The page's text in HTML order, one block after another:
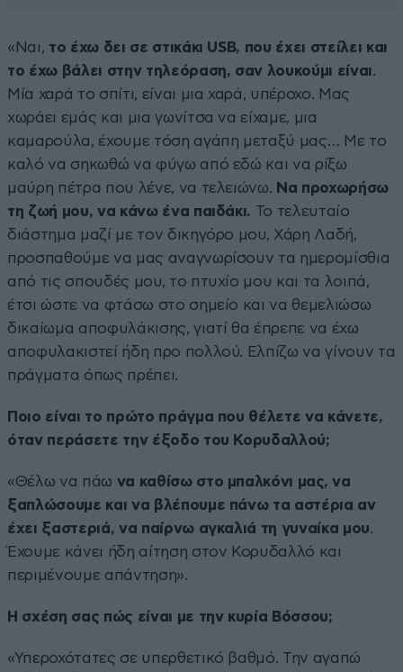
«Ναι, το έχω δει σε στικάκι USB, που έχει στείλει και
το έχω βάλει στην τηλεόραση, σαν λουκούμι είναι.
Μία χαρά το σπίτι, είναι μια χαρά, υπέροχο. Μας
χωράει εμάς και μια γωνίτσα να είχαμε, μια
καμαρούλα, έχουμε τόση αγάπη μεταξύ μας… Με το
καλό να σηκωθώ να φύγω από εδώ και να ρίξω
μαύρη πέτρα που λένε, να τελειώνω. Να προχωρήσω
τη ζωή μου, να κάνω ένα παιδάκι. Το τελευταίο
διάστημα μαζί με τον δικηγόρο μου, Χάρη Λαδή,
προσπαθούμε να μας αναγνωρίσουν τα ημερομίσθια
από τις σπουδές μου, το πτυχίο μου και τα λοιπά,
έτσι ώστε να φτάσω στο σημείο και να θεμελιώσω
δικαίωμα αποφυλάκισης, γιατί θα έπρεπε να έχω
αποφυλακιστεί ήδη προ πολλού. Ελπίζω να γίνουν τα
πράγματα όπως πρέπει.
Ποιο είναι το πρώτο πράγμα που θέλετε να κάνετε,
όταν περάσετε την έξοδο του Κορυδαλλού;
«Θέλω να πάω να καθίσω στο μπαλκόνι μας, να
ξαπλώσουμε και να βλέπουμε πάνω τα αστέρια αν
έχει ξαστεριά, να παίρνω αγκαλιά τη γυναίκα μου.
Έχουμε κάνει ήδη αίτηση στον Κορυδαλλό και
περιμένουμε απάντηση».
Η σχέση σας πώς είναι με την κυρία Βόσσου;
«Υπεροχότατες σε υπερθετικό βαθμό. Την αγαπώ